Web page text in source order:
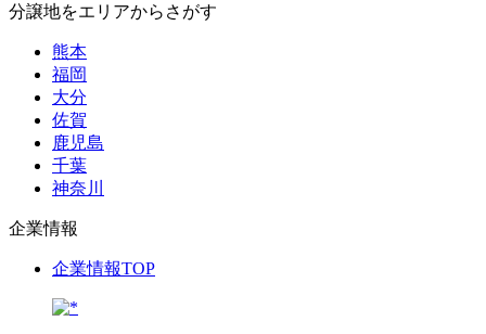
分譲地をエリアからさがす
熊本
福岡
大分
佐賀
鹿児島
千葉
神奈川
企業情報
企業情報TOP